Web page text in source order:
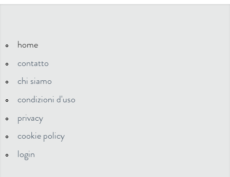
home
contatto
chi siamo
condizioni d'uso
privacy
cookie policy
login